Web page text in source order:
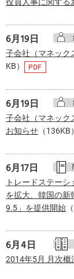
6月19日
子会社（マネック
KB）
6月19日
子会社（マネック
お知らせ （136KB）
6月17日
トレードステー
を拡大、韓国の新
9.5」を提供開始
6月4日
2014年5月 月次概